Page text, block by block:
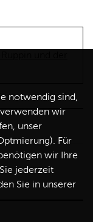
notwendig sind,
wir
unser
Für
wir Ihre
jederzeit
Sie in unserer